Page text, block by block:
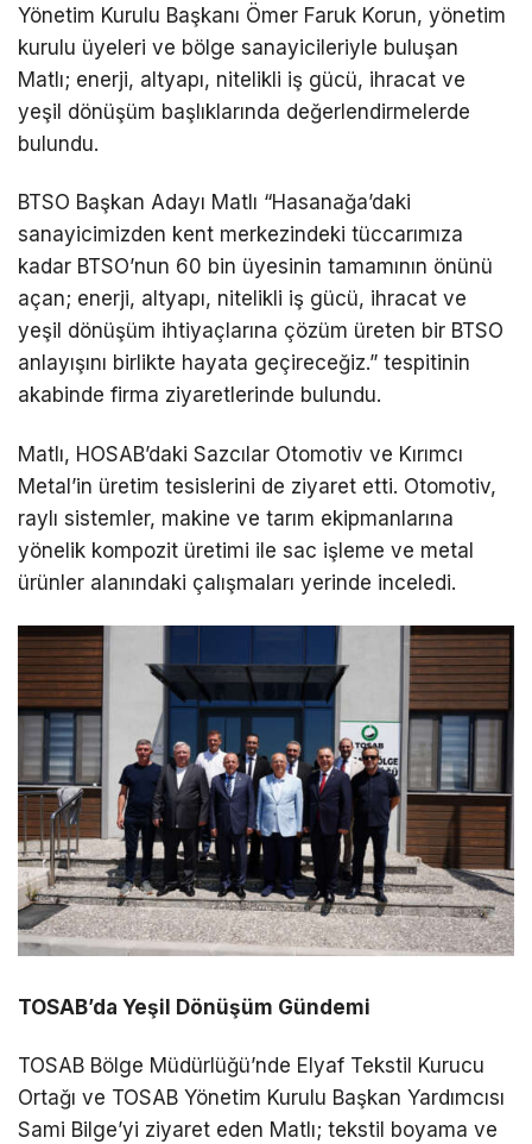
Yönetim Kurulu Başkanı Ömer Faruk Korun, yönetim
kurulu üyeleri ve bölge sanayicileriyle buluşan
Matlı; enerji, altyapı, nitelikli iş gücü, ihracat ve
yeşil dönüşüm başlıklarında değerlendirmelerde
bulundu.
BTSO Başkan Adayı Matlı “Hasanağa’daki
sanayicimizden kent merkezindeki tüccarımıza
kadar BTSO’nun 60 bin üyesinin tamamının önünü
açan; enerji, altyapı, nitelikli iş gücü, ihracat ve
yeşil dönüşüm ihtiyaçlarına çözüm üreten bir BTSO
anlayışını birlikte hayata geçireceğiz.” tespitinin
akabinde firma ziyaretlerinde bulundu.
Matlı, HOSAB’daki Sazcılar Otomotiv ve Kırımcı
Metal’in üretim tesislerini de ziyaret etti. Otomotiv,
raylı sistemler, makine ve tarım ekipmanlarına
yönelik kompozit üretimi ile sac işleme ve metal
ürünler alanındaki çalışmaları yerinde inceledi.
TOSAB’da Yeşil Dönüşüm Gündemi
TOSAB Bölge Müdürlüğü’nde Elyaf Tekstil Kurucu
Ortağı ve TOSAB Yönetim Kurulu Başkan Yardımcısı
Sami Bilge’yi ziyaret eden Matlı; tekstil boyama ve